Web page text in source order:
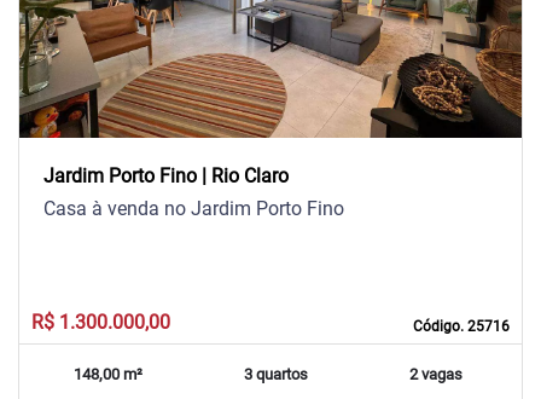
Jardim Porto Fino | Rio Claro
Código. 25716
Casa à venda no Jardim Porto Fino
R$ 1.300.000,00
148,00 m² 3 quartos 2 vagas